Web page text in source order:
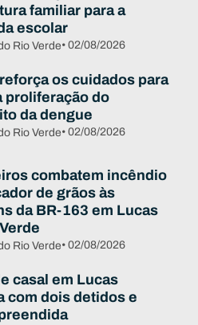
familiar para a
escolar
Rio Verde• 02/08/2026
os cuidados para
proliferação do
da dengue
Rio Verde• 02/08/2026
combatem incêndio
de grãos às
da BR-163 em Lucas
Rio Verde• 02/08/2026
casal em Lucas
com dois detidos e